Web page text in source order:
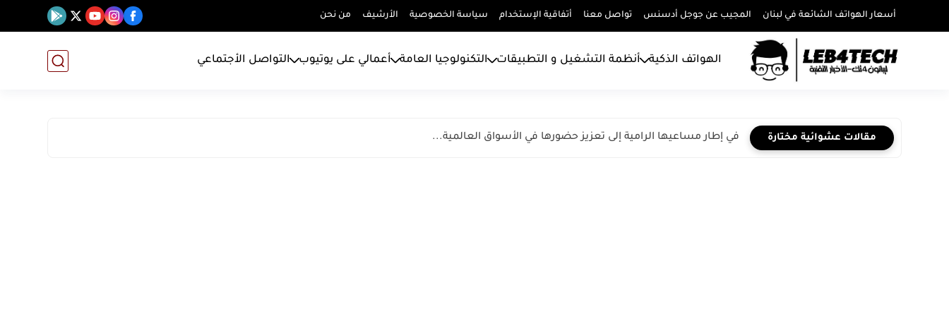
أسعار الهواتف الشائعة في لبنان المجيب عن جوجل أدسنس تواصل معنا أتفاقية الإستخدام سياسة الخصوصية الأرشيف من نحن
الهواتف الذكية أنظمة التشغيل و التطبيقات التكنولوجيا العامة أعمالي على يوتيوب التواصل الأجتماعي
مقالات عشوائية مختارة في إطار مساعيها الرامية إلى تعزيز حضورها في الأسواق العالمية...